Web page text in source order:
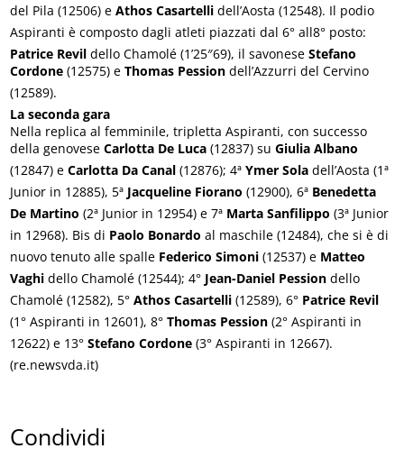
del Pila (12506) eAthos Casartelli dell’Aosta (12548). Il podio
Aspiranti è composto dagli atleti piazzati dal 6° all8° posto:
Patrice Revil dello Chamolé (1’25″69), il savoneseStefano
Cordone (12575) eThomas Pession dell’Azzurri del Cervino
(12589).
La seconda gara
Nella replica al femminile, tripletta Aspiranti, con successo
della genoveseCarlotta De Luca (12837) suGiulia Albano
(12847) eCarlotta Da Canal (12876); 4ªYmer Sola dell’Aosta (1ª
Junior in 12885), 5ª Jacqueline Fiorano (12900), 6ª Benedetta
De Martino (2ª Junior in 12954) e 7ª Marta Sanfilippo (3ª Junior
in 12968). Bis di Paolo Bonardo al maschile (12484), che si è di
nuovo tenuto alle spalle Federico Simoni (12537) e Matteo
Vaghi dello Chamolé (12544); 4° Jean-Daniel Pession dello
Chamolé (12582), 5°Athos Casartelli (12589), 6° Patrice Revil
(1° Aspiranti in 12601), 8°Thomas Pession (2° Aspiranti in
12622) e 13°Stefano Cordone (3° Aspiranti in 12667).
(re.newsvda.it)
Condividi